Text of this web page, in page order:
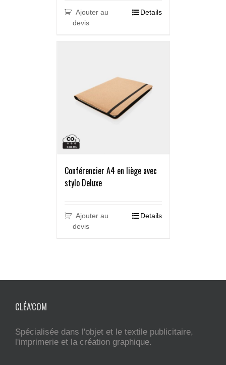
Ajouter au
devis
Details
Conférencier A4 en liège avec
stylo Deluxe
Ajouter au
devis
Details
CLÉA’COM
Spécialisée dans l'objet et le textile publicitaire,
l'imprimerie et la création graphique.